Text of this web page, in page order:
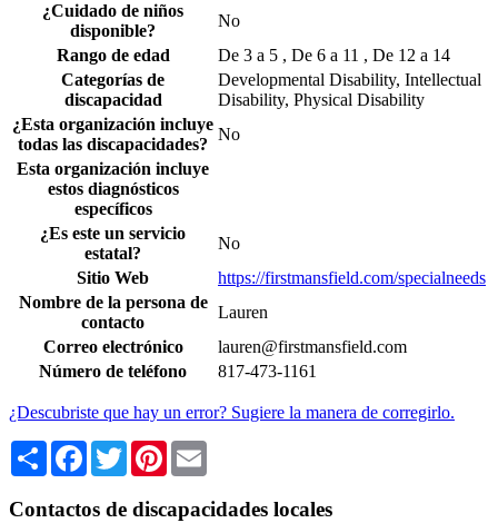
¿Cuidado de niños
disponible?
No
Rango de edad
De 3 a 5 , De 6 a 11 , De 12 a 14
Categorías de
discapacidad
Developmental Disability, Intellectual
Disability, Physical Disability
¿Esta organización incluye
todas las discapacidades?
No
Esta organización incluye
estos diagnósticos
específicos
¿Es este un servicio
estatal?
No
Sitio Web
https://firstmansfield.com/specialneeds
Nombre de la persona de
contacto
Lauren
Correo electrónico
lauren@firstmansfield.com
Número de teléfono
817-473-1161
¿Descubriste que hay un error? Sugiere la manera de corregirlo.
Share Facebook
TwitterPinterest
Contactos de discapacidades locales